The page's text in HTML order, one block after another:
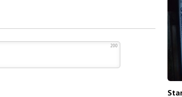
200